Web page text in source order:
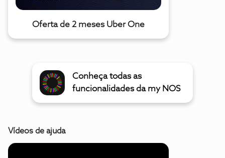
Oferta de 2 meses Uber One
Conheça todas as
funcionalidades da my NOS
Vídeos de ajuda